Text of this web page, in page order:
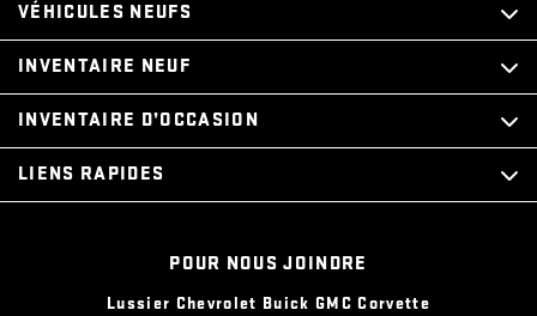
POUR NOUS JOINDRE
Lussier Chevrolet Buick GMC Corvette
VÉHICULES NEUFS
INVENTAIRE NEUF
INVENTAIRE D’OCCASION
LIENS RAPIDES